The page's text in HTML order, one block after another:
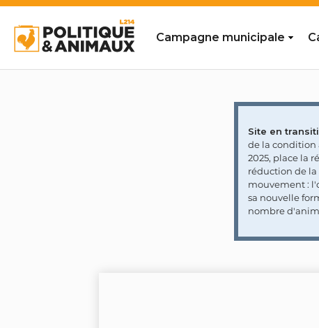
Campagne municipale
Site en
de la condition
2025, place la
réduction de
mouvement :
sa nouvelle
nombre